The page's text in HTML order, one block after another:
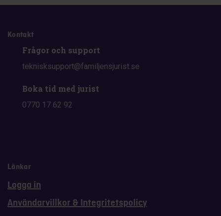
Kontakt
Frågor och support
teknisksupport@familjensjurist.se
Boka tid med jurist
0770 17 62 92
Länkar
Logga in
Användarvillkor & Integritetspolicy